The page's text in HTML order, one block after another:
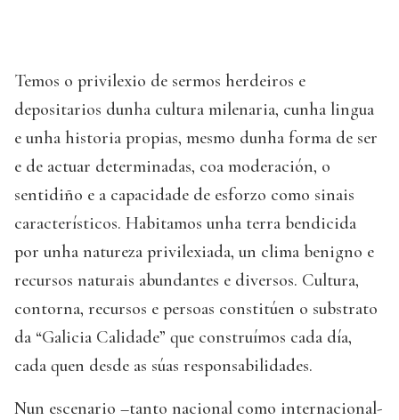
Temos o privilexio de sermos herdeiros e
depositarios dunha cultura milenaria, cunha lingua
e unha historia propias, mesmo dunha forma de ser
e de actuar determinadas, coa moderación, o
sentidiño e a capacidade de esforzo como sinais
característicos. Habitamos unha terra bendicida
por unha natureza privilexiada, un clima benigno e
recursos naturais abundantes e diversos. Cultura,
contorna, recursos e persoas constitúen o substrato
da “Galicia Calidade” que construímos cada día,
cada quen desde as súas responsabilidades.
Nun escenario –tanto nacional como internacional-